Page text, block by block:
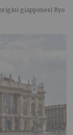
giapponesi Ryo